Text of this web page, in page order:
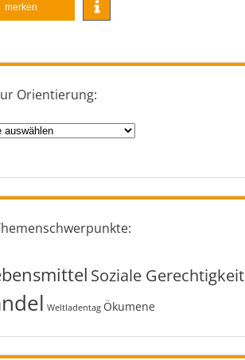
merken
Orientierung:
Soziale Gerechtigkeit
Weltladentag Ökumene